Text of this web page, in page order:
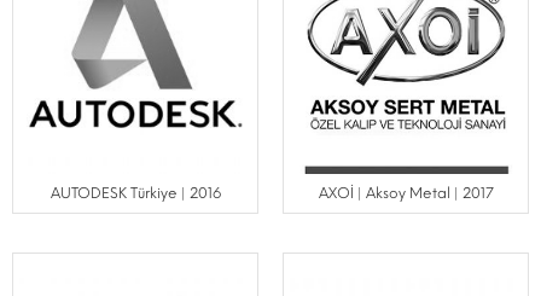
AUTODESK Türkiye | 2016 AXOİ | Aksoy Metal | 2017